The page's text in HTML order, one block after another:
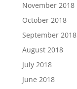
November 2018
October 2018
September 2018
August 2018
July 2018
June 2018